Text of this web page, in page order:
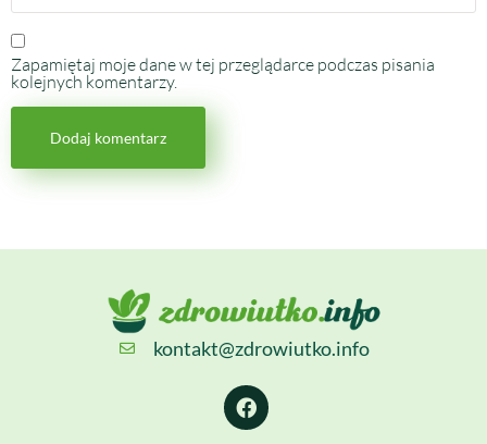
Zapamiętaj moje dane w tej przeglądarce podczas pisania
kolejnych komentarzy.
kontakt@zdrowiutko.info